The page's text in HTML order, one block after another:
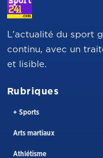
L'actualité du sport
continu, avec un
et lisible.
Rubriques
+ Sports
Arts martiaux
Athlétisme